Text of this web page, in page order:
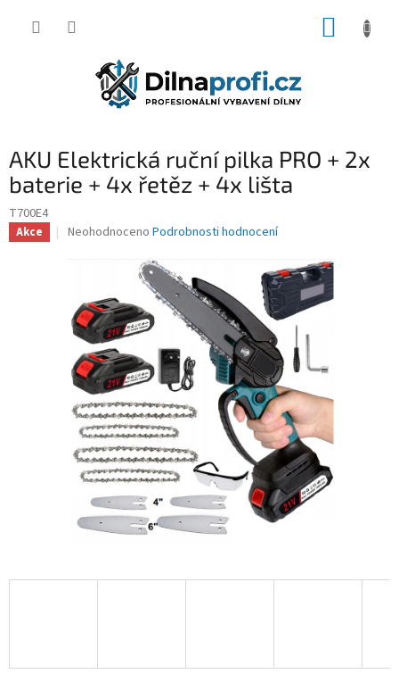
AKU Elektrická ruční pilka PRO + 2x
baterie + 4x řetěz + 4x lišta
T700E4
Akce
Průměrné
z
5
hvězdiček.
Neohodnoceno Podrobnosti hodnocení